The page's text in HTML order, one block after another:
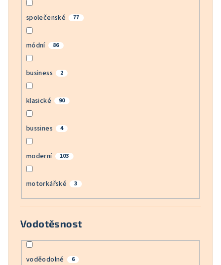
společenské 77
módní 86
business 2
klasické 90
bussines 4
moderní 103
motorkářské 3
Vodotěsnost
voděodolné 6